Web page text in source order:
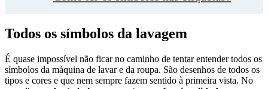
Todos os símbolos da lavagem
É quase impossível não ficar no caminho de tentar entender todos os
símbolos da máquina de lavar e da roupa. São desenhos de todos os
tipos e cores e que nem sempre fazem sentido à primeira vista. No